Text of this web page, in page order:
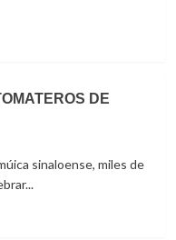
DE
sinaloense, miles de